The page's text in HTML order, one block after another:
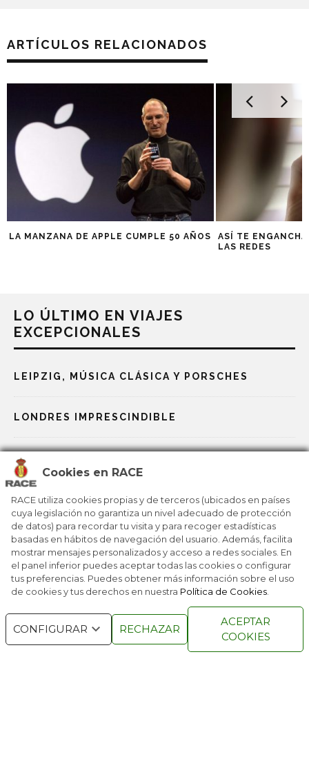
Cookies en RACE
RACE utiliza cookies propias y de terceros (ubicados en países
cuya legislación no garantiza un nivel adecuado de protección
de datos) para recordar tu visita y para recoger estadísticas
basadas en hábitos de navegación del usuario. Además, facilita
mostrar mensajes personalizados y acceso a redes sociales. En
el panel inferior puedes aceptar todas las cookies o configurar
tus preferencias. Puedes obtener más información sobre el uso
de cookies y tus derechos en nuestra Política de Cookies
CONFIGURAR RECHAZAR
ACEPTAR
COOKIES
ARTÍCULOS RELACIONADOS
LA MANZANA DE APPLE CUMPLE 50 AÑOS
ASÍ TE
LAS REDES
LO ÚLTIMO EN VIAJES
EXCEPCIONALES
LEIPZIG, MÚSICA CLÁSICA Y PORSCHES
LONDRES IMPRESCINDIBLE
LA AVENTURA DE KENIA Y EL LAGO TURKANA
DESCUBRIR LA PODEROSA VARSOVIA
REPÚBLICA DOMINICANA, LA REINA CARIBEÑA
TODOS LOS DERECHOS
RESERVADOS